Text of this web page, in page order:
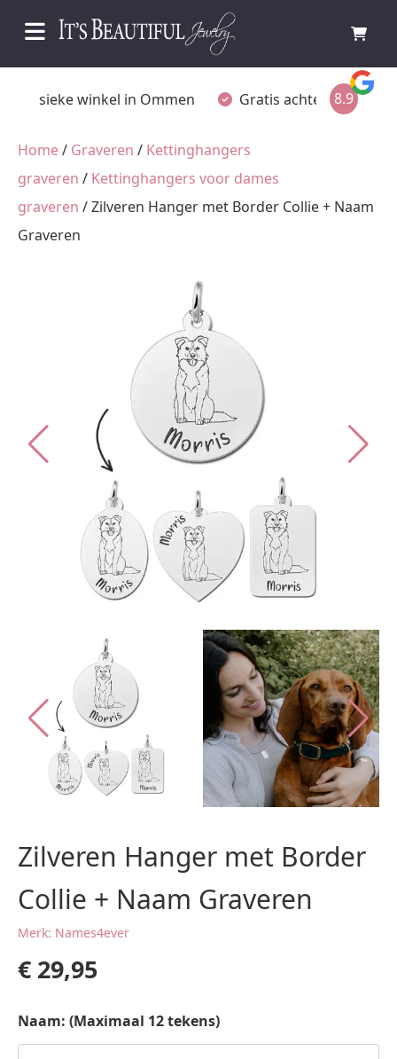
Fysieke winkel in Ommen Gratis achteraf betalen
8.9
Home/ Graveren / Kettinghangers
graveren / Kettinghangers voor dames
graveren / Zilveren Hanger met Border Collie + Naam
Graveren
Zilveren Hanger met Border
Collie + Naam Graveren
Merk: Names4ever
€ 29,95
Naam: (Maximaal 12 tekens)